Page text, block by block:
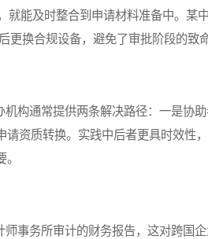
就能及时整合到申请材料准备中。某
换合规设备，避免了审批阶段的致
构通常提供两条解决路径：一是协
资质转换。实践中后者更具时效性
事务所审计的财务报告，这对跨国